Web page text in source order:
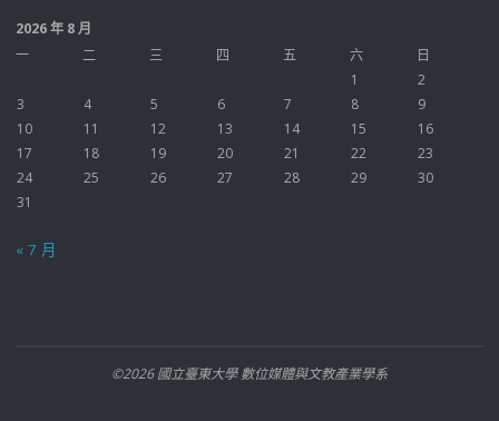
2026 年 8 月
一
二 三 四 五 六
日
1
2
3
4 5 6 7 8
9
10
11 12 13 14 15
16
17
18 19 20 21 22
23
24
25 26 27 28 29
30
31
« 7 月
©2026 國立臺東大學 數位媒體與文教產業學系